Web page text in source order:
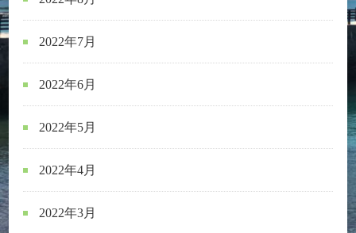
2022年7月
2022年6月
2022年5月
2022年4月
2022年3月